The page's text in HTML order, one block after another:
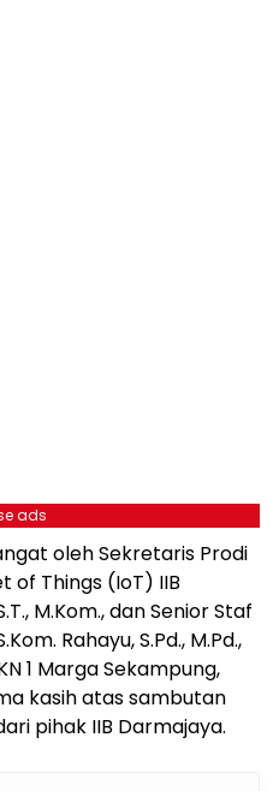
ads
oleh Sekretaris Prodi
Things (IoT) IIB
M.Kom., dan Senior Staf
Rahayu, S.Pd., M.Pd.,
1 Marga Sekampung,
kasih atas sambutan
pihak IIB Darmajaya.